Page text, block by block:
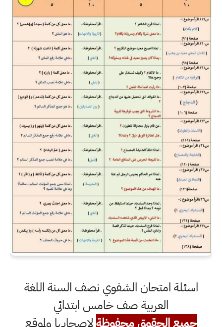
اسئلة امتحان الشفوي نصف السنة اللغة
العربية صف خامس ابتدائي
جميع الحقوق محفوظةلاصحابها ولموقع